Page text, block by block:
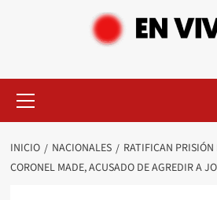
INICIO NACIONALES
RATIFICAN
CORONEL MADE, ACUSADO DE AGREDIR A